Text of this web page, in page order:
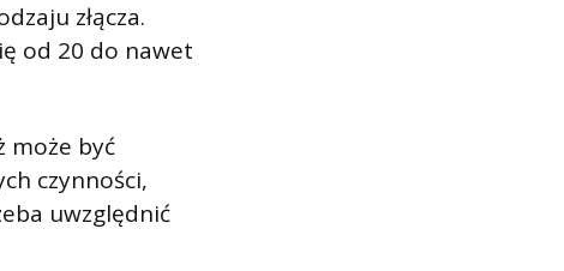
złącza.
od 20 do nawet
może być
czynności,
uwzględnić